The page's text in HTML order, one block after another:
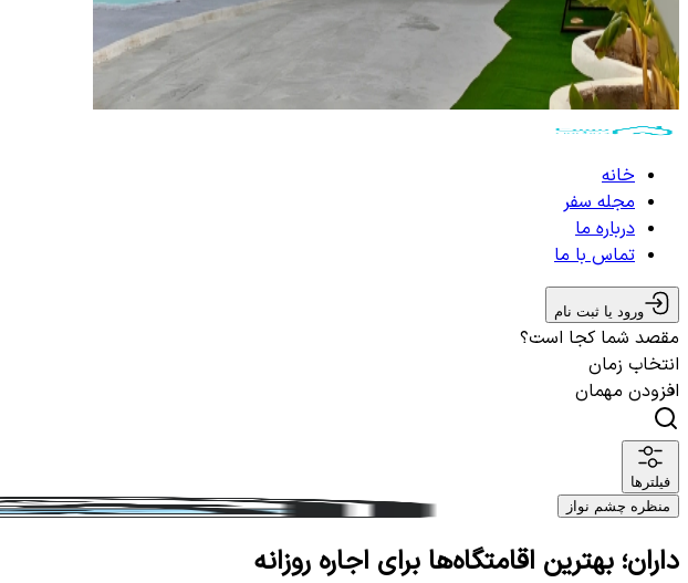
خانه
مجله سفر
درباره ما
تماس با ما
ورود یا ثبت نام
مقصد شما کجا است؟
انتخاب زمان
افزودن مهمان
فیلترها
منظره چشم نواز
داران؛ بهترین اقامتگاه‌ها برای اجاره روزانه